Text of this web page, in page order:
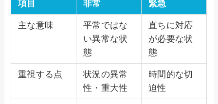
項目 非常 緊急
主な意味
平常ではな
い異常な状
態
直ちに対応
が必要な状
態
重視する点
状況の異常
性・重大性
時間的な切
迫性